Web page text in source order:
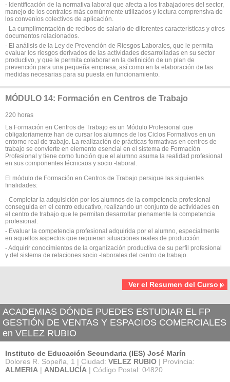
- Identificación de la normativa laboral que afecta a los trabajadores del sector,
manejo de los contratos más comúnmente utilizados y lectura comprensiva de
los convenios colectivos de aplicación.
- La cumplimentación de recibos de salario de diferentes características y otros
documentos relacionados.
- El análisis de la Ley de Prevención de Riesgos Laborales, que le permita
evaluar los riesgos derivados de las actividades desarrolladas en su sector
productivo, y que le permita colaborar en la definición de un plan de
prevención para una pequeña empresa, así como en la elaboración de las
medidas necesarias para su puesta en funcionamiento.
MÓDULO 14: Formación en Centros de Trabajo
220 horas
La Formación en Centros de Trabajo es un Módulo Profesional que
obligatoriamente han de cursar los alumnos de los Ciclos Formativos en un
entorno real de trabajo. La realización de prácticas formativas en centros de
trabajo se convierte en elemento esencial en el sistema de Formación
Profesional y tiene como función que el alumno asuma la realidad profesional
en sus componentes técnicaos y socio -laboral.
El módulo de Formación en Centros de Trabajo persigue las siguientes
finalidades:
- Completar la adquisición por los alumnos de la competencia profesional
conseguida en el centro educativo, realizando un conjunto de actividades en
el centro de trabajo que le permitan desarrollar plenamente la competencia
profesional.
- Evaluar la competencia profesional adquirida por el alumno, especialmente
en aquellos aspectos que requieran situaciones reales de producción.
- Adquirir conocimientos de la organización productiva de su perfil profesional
y del sistema de relaciones socio -laborales del centro de trabajo.
Ver el Resumen del Curso
ACADEMIAS DÓNDE PUEDES ESTUDIAR EL FP
GESTIÓN DE VENTAS Y ESPACIOS COMERCIALES
en VELEZ RUBIO
Instituto de Educación Secundaria (IES) José Marín
Dolores R. Sopeña, 1 | Ciudad: VELEZ RUBIO | Provincia:
ALMERIA | ANDALUCÍA | Código Postal: 04820